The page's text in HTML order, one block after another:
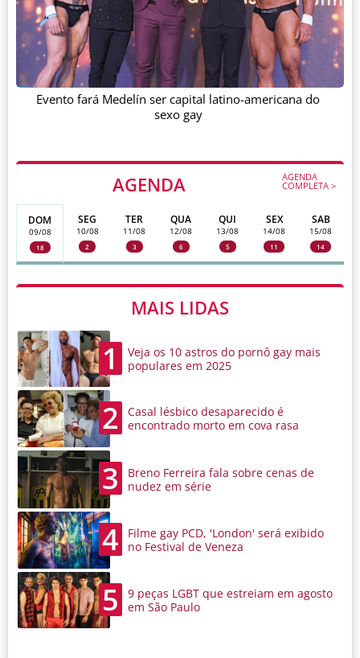
AGENDA AGENDA
COMPLETA >
DOM
09/08
18
SEG
10/08
2
TER
11/08
3
QUA
12/08
6
QUI
13/08
5
SEX
14/08
11
SAB
15/08
14
MAIS LIDAS
1
Veja os 10 astros do pornô gay mais
populares em 2025
2
Casal lésbico desaparecido é
encontrado morto em cova rasa
3
Breno Ferreira fala sobre cenas de
nudez em série
4
Filme gay PCD, 'London' será exibido
no Festival de Veneza
5
9 peças LGBT que estreiam em agosto
em São Paulo
Evento fará Medelín ser capital latino-americana do
sexo gay